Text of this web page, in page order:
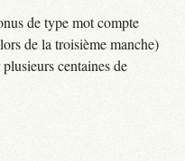
de type mot compte
de la troisième manche)
centaines de